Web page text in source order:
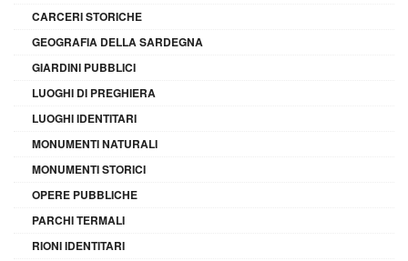
CARCERI STORICHE
GEOGRAFIA DELLA SARDEGNA
GIARDINI PUBBLICI
LUOGHI DI PREGHIERA
LUOGHI IDENTITARI
MONUMENTI NATURALI
MONUMENTI STORICI
OPERE PUBBLICHE
PARCHI TERMALI
RIONI IDENTITARI